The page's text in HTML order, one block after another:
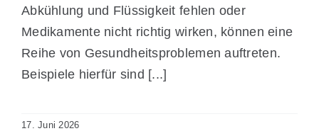
Abkühlung und Flüssigkeit fehlen oder
Medikamente nicht richtig wirken, können eine
Reihe von Gesundheitsproblemen auftreten.
Beispiele hierfür sind [...]
17. Juni 2026